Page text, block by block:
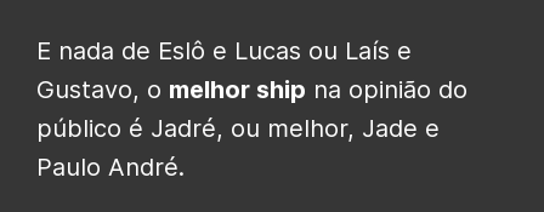
E nada de Eslô e Lucas ou Laís e
Gustavo, o melhor ship na opinião do
público é Jadré, ou melhor, Jade e
Paulo André.